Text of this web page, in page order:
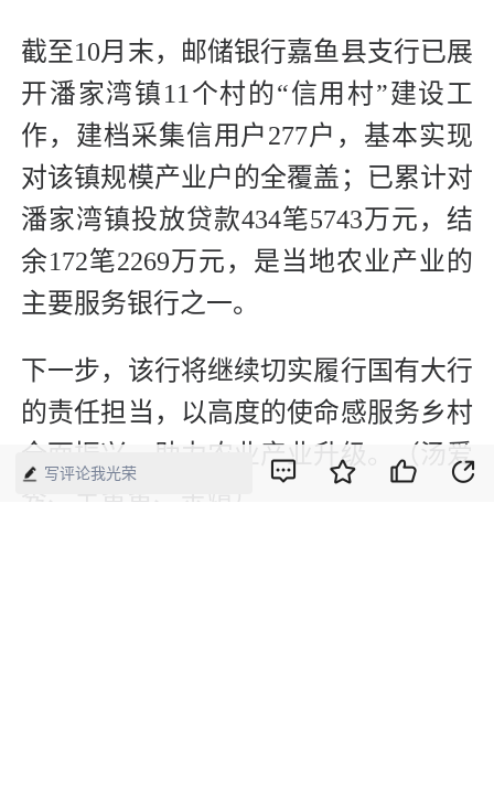
截至10月末，邮储银行嘉鱼县支行已展
开潘家湾镇11个村的“信用村”建设工
作，建档采集信用户277户，基本实现
对该镇规模产业户的全覆盖；已累计对
潘家湾镇投放贷款434笔5743万元，结
余172笔2269万元，是当地农业产业的
主要服务银行之一。
下一步，该行将继续切实履行国有大行
的责任担当，以高度的使命感服务乡村
全面振兴，助力农业产业升级。（汤爱
秀、王蜜蜜、余靖）
写评论我光荣